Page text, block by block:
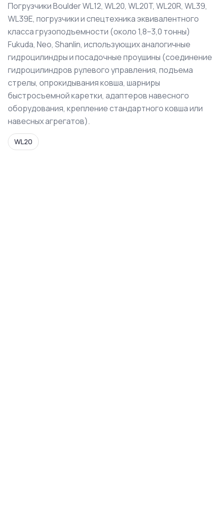
Погрузчики Boulder WL12, WL20, WL20T, WL20R, WL39,
WL39E, погрузчики и спецтехника эквивалентного
класса грузоподъемности (около 1,8–3,0 тонны)
Fukuda, Neo, Shanlin, использующих аналогичные
гидроцилиндры и посадочные проушины (соединение
гидроцилиндров рулевого управления, подъема
стрелы, опрокидывания ковша, шарниры
быстросъемной каретки, адаптеров навесного
оборудования, крепление стандартного ковша или
навесных агрегатов).
WL20